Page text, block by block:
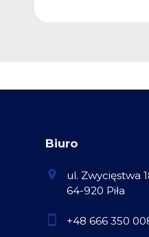
Biuro
ul. Zwycięstwa
64-920 Piła
+48 666 350